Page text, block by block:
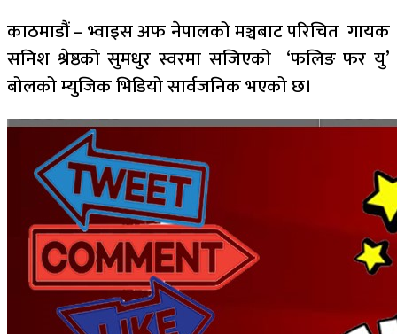
काठमाडौं – भ्वाइस अफ नेपालको मञ्चबाट परिचित गायक
सनिश श्रेष्ठको सुमधुर स्वरमा सजिएको ‘फलिङ फर यु’
बोलको म्युजिक भिडियो सार्वजनिक भएको छ।